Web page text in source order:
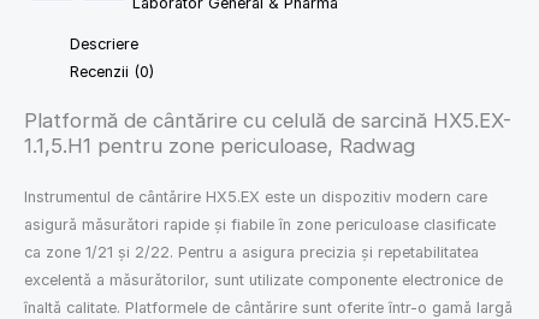
Descriere
Recenzii (0)
Platformă de cântărire cu celulă de sarcină HX5.EX-
1.1,5.H1 pentru zone periculoase, Radwag
Instrumentul de cântărire HX5.EX este un dispozitiv modern care
asigură măsurători rapide și fiabile în zone periculoase clasificate
ca zone 1/21 și 2/22. Pentru a asigura precizia și repetabilitatea
excelentă a măsurătorilor, sunt utilizate componente electronice de
înaltă calitate. Platformele de cântărire sunt oferite într-o gamă largă